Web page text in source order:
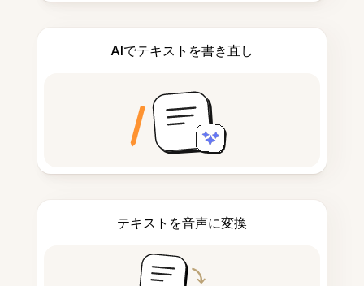
AIでテキストを書き直し
テキストを音声に変換